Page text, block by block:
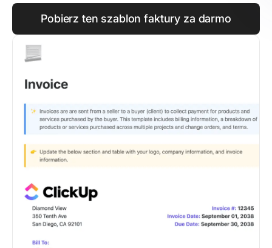
Pobierz ten szablon faktury za darmo